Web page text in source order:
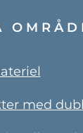
med